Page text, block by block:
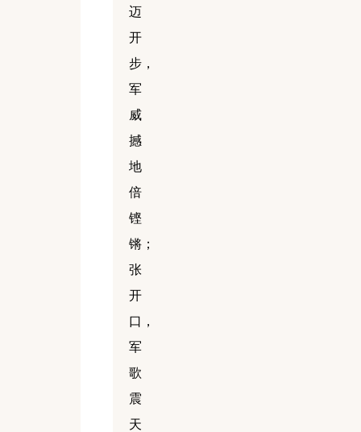
迈
开
步，
军
威
撼
地
倍
铿
锵；
张
开
口，
军
歌
震
天